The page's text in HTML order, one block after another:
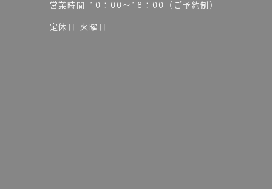
営業時間 10：00〜18：00（ご予約制）
定休日 火曜日